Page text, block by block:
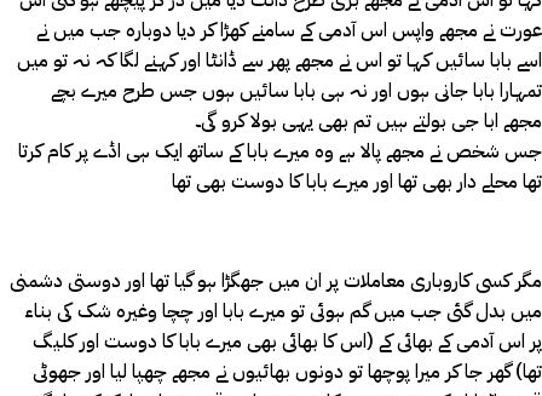
عورت نے مجھے واپس اس آدمی کے سامنے کھڑا کر دیا دوبارہ جب میں نے
اسے بابا سائیں کہا تو اس نے مجھے پھر سے ڈانٹا اور کہنے لگا کہ نہ تو میں
تمہارا بابا جانی ہوں اور نہ ہی بابا سائیں ہوں جس طرح میرے بچے
مجھے ابا جی بولتے ہیں تم بھی یہی بولا کرو گی۔
جس شخص نے مجھے پالا ہے وہ میرے بابا کے ساتھ ایک ہی اڈے پر کام کرتا
تھا محلے دار بھی تھا اور میرے بابا کا دوست بھی تھا
مگر کسی کاروباری معاملات پر ان میں جھگڑا ہو گیا تھا اور دوستی دشمنی
میں بدل گئی جب میں گم ہوئی تو میرے بابا اور چچا وغیرہ شک کی بناء
پر اس آدمی کے بھائی کے (اس کا بھائی بھی میرے بابا کا دوست اور کلیگ
تھا) گھر جا کر میرا پوچھا تو دونوں بھائیوں نے مجھے چھپا لیا اور جھوٹی